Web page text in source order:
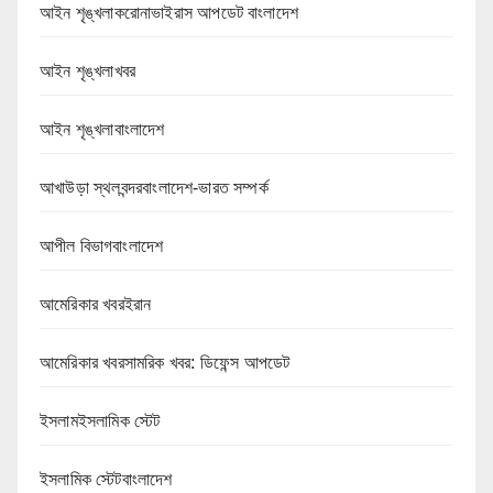
আইন শৃঙ্খলাকরোনাভাইরাস আপডেট বাংলাদেশ
আইন শৃঙ্খলাখবর
আইন শৃঙ্খলাবাংলাদেশ
আখাউড়া স্থলবন্দরবাংলাদেশ-ভারত সম্পর্ক
আপীল বিভাগবাংলাদেশ
আমেরিকার খবরইরান
আমেরিকার খবরসামরিক খবর: ডিফেন্স আপডেট
ইসলামইসলামিক স্টেট
ইসলামিক স্টেটবাংলাদেশ